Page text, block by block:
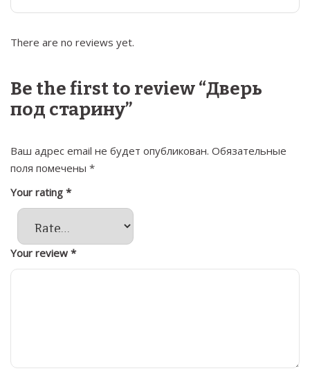
There are no reviews yet.
Be the first to review “Дверь
под старину”
Ваш адрес email не будет опубликован. Обязательные
поля помечены *
Your rating *
Your review *